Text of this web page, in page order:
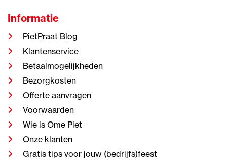
Informatie
PietPraat Blog
Klantenservice
Betaalmogelijkheden
Bezorgkosten
Offerte aanvragen
Voorwaarden
Wie is Ome Piet
Onze klanten
Gratis tips voor jouw (bedrijfs)feest